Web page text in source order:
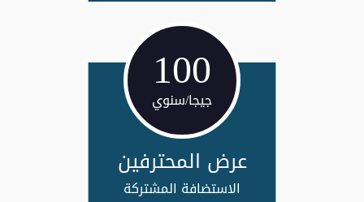
100
جيجا/سنوي
عرض المحترفين
الاستضافة المشتركة